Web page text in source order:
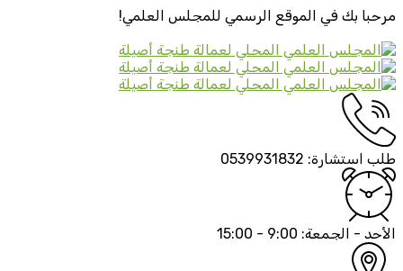
مرحبا بك في الموقع الرسمي للمجلس العلمي!
طلب استشارة: 0539931832
الأحد - الجمعة: 9:00 - 15:00